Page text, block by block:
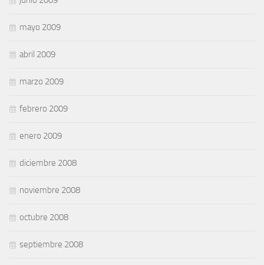
mayo 2009
abril 2009
marzo 2009
febrero 2009
enero 2009
diciembre 2008
noviembre 2008
octubre 2008
septiembre 2008